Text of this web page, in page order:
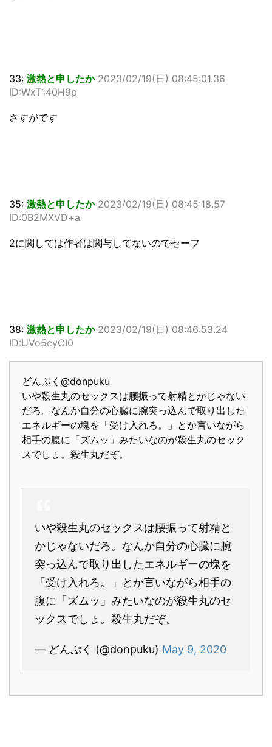
33: 激熱と申したか 2023/02/19(日) 08:45:01.36
ID:WxT140H9p
さすがです
35: 激熱と申したか 2023/02/19(日) 08:45:18.57
ID:0B2MXVD+a
2に関しては作者は関与してないのでセーフ
38: 激熱と申したか 2023/02/19(日) 08:46:53.24
ID:UVo5cyCI0
どんぷく@donpuku
いや殺生丸のセックスは腰振って射精とかじゃない
だろ。なんか自分の心臓に腕突っ込んで取り出した
エネルギーの塊を「受け入れろ。」とか言いながら
相手の腹に「ズムッ」みたいなのが殺生丸のセック
スでしょ。殺生丸だぞ。
いや殺生丸のセックスは腰振って射精と
かじゃないだろ。なんか自分の心臓に腕
突っ込んで取り出したエネルギーの塊を
「受け入れろ。」とか言いながら相手の
腹に「ズムッ」みたいなのが殺生丸のセ
ックスでしょ。殺生丸だぞ。
— どんぷく (@donpuku) May 9, 2020